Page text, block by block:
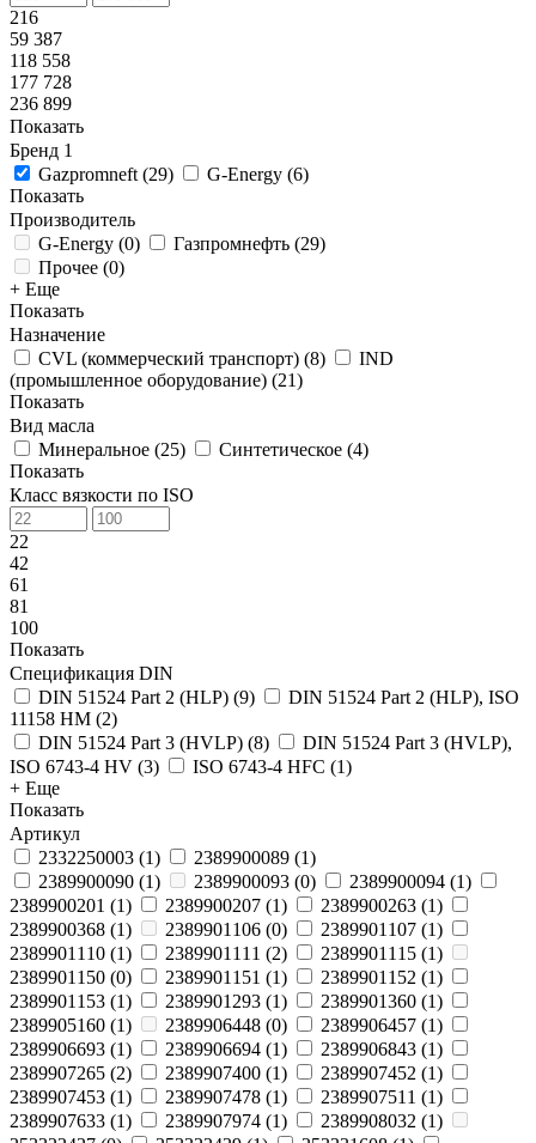
216
59 387
118 558
177 728
236 899
Показать
Бренд 1
Gazpromneft (29) G-Energy (6)
Показать
Производитель
G-Energy (0) Газпромнефть (29)
Прочее (0)
+ Еще
Показать
Назначение
CVL (коммерческий транспорт) (8)
IND
(промышленное оборудование) (21)
Показать
Вид масла
Минеральное (25) Синтетическое (4)
Показать
Класс вязкости по ISO
22
42
61
81
100
Показать
Спецификация DIN
DIN 51524 Part 2 (HLP) (9)
DIN 51524 Part 2 (HLP), ISO
11158 HM (2)
DIN 51524 Part 3 (HVLP) (8)
DIN 51524 Part 3 (HVLP),
ISO 6743-4 HV (3) ISO 6743-4 HFC (1)
+ Еще
Показать
Артикул
2332250003 (1) 2389900089 (1)
2389900090 (1) 2389900093 (0) 2389900094 (1)
2389900201 (1) 2389900207 (1) 2389900263 (1)
2389900368 (1) 2389901106 (0) 2389901107 (1)
2389901110 (1) 2389901111 (2) 2389901115 (1)
2389901150 (0) 2389901151 (1) 2389901152 (1)
2389901153 (1) 2389901293 (1) 2389901360 (1)
2389905160 (1) 2389906448 (0) 2389906457 (1)
2389906693 (1) 2389906694 (1) 2389906843 (1)
2389907265 (2) 2389907400 (1) 2389907452 (1)
2389907453 (1) 2389907478 (1) 2389907511 (1)
2389907633 (1) 2389907974 (1) 2389908032 (1)